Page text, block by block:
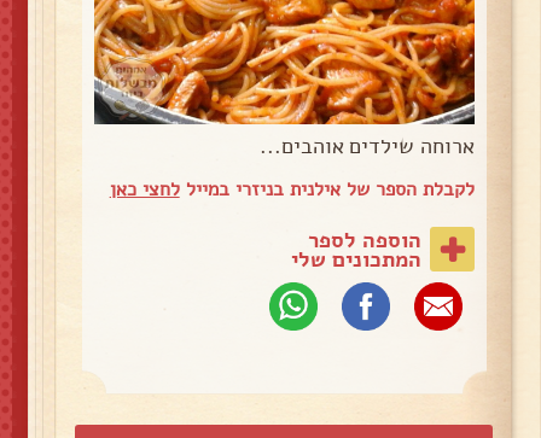
ארוחה שילדים אוהבים...
לקבלת הספר של אילנית בניזרי במייללחצי כאן
הוספה לספר
המתכונים שלי